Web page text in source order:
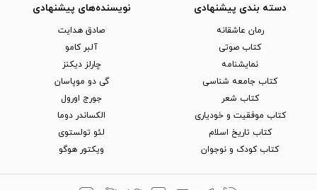
دسته بندی پیشنهادی
رمان عاشقانه
کتاب‌ صوتی
نمایشنامه
کتاب جامعه شناسی
کتاب شعر
کتاب موفقیت و خودیاری
کتاب تاریخ اسلام
کتاب کودک و نوجوان
نویسنده‌های پیشنهادی
صادق هدایت
آلبر کامو
چارلز دیکنز
گی دو موپاسان
جورج اورول
الکساندر دوما
لئو تولستوی
ویکتور هوگو